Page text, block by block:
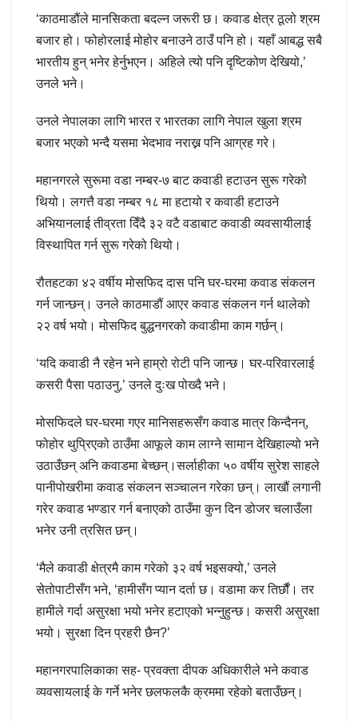
‘काठमाडौंले मानसिकता बदल्न जरूरी छ। कवाड क्षेत्र ठूलो श्रम
बजार हो। फोहोरलाई मोहोर बनाउने ठाउँ पनि हो। यहाँ आबद्ध सबै
भारतीय हुन् भनेर हेर्नुभएन। अहिले त्यो पनि दृष्टिकोण देखियो,’
उनले भने।
उनले नेपालका लागि भारत र भारतका लागि नेपाल खुला श्रम
बजार भएको भन्दै यसमा भेदभाव नराख्न पनि आग्रह गरे।
महानगरले सुरूमा वडा नम्बर-७ बाट कवाडी हटाउन सुरू गरेको
थियो। लगत्तै वडा नम्बर १८ मा हटायो र कवाडी हटाउने
अभियानलाई तीव्रता दिँदै ३२ वटै वडाबाट कवाडी व्यवसायीलाई
विस्थापित गर्न सुरू गरेको थियो।
रौतहटका ४२ वर्षीय मोसफिद दास पनि घर-घरमा कवाड संकलन
गर्न जान्छन्। उनले काठमाडौं आएर कवाड संकलन गर्न थालेको
२२ वर्ष भयो। मोसफिद बुद्धनगरको कवाडीमा काम गर्छन्।
‘यदि कवाडी नै रहेन भने हाम्रो रोटी पनि जान्छ। घर-परिवारलाई
कसरी पैसा पठाउनु,’ उनले दुःख पोख्दै भने।
मोसफिदले घर-घरमा गएर मानिसहरूसँग कवाड मात्र किन्दैनन्,
फोहोर थुप्रिएको ठाउँमा आफूले काम लाग्ने सामान देखिहाल्यो भने
उठाउँछन् अनि कवाडमा बेच्छन्।सर्लाहीका ५० वर्षीय सुरेश साहले
पानीपोखरीमा कवाड संकलन सञ्चालन गरेका छन्। लाखौं लगानी
गरेर कवाड भण्डार गर्न बनाएको ठाउँमा कुन दिन डोजर चलाउँला
भनेर उनी त्रसित छन्।
‘मैले कवाडी क्षेत्रमै काम गरेको ३२ वर्ष भइसक्यो,’ उनले
सेतोपाटीसँग भने, ‘हामीसँग प्यान दर्ता छ। वडामा कर तिर्छौं। तर
हामीले गर्दा असुरक्षा भयो भनेर हटाएको भन्नुहुन्छ। कसरी असुरक्षा
भयो। सुरक्षा दिन प्रहरी छैन?’
महानगरपालिकाका सह- प्रवक्ता दीपक अधिकारीले भने कवाड
व्यवसायलाई के गर्ने भनेर छलफलकै क्रममा रहेको बताउँछन्।